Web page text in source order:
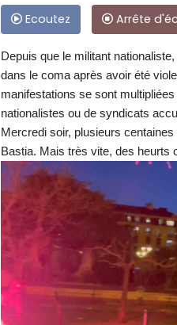
Ecoutez Arrête
Depuis que le militant
dans le coma après avoir été
manifestations se sont
nationalistes ou de syndicats
Mercredi soir, plusieurs
Bastia. Mais très vite, des heurts